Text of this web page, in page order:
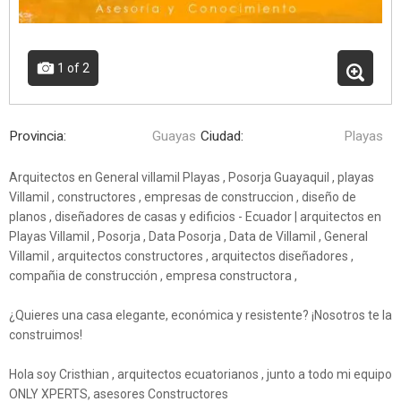
1 of 2
Provincia: Guayas Ciudad: Playas
Arquitectos en General villamil Playas , Posorja Guayaquil , playas
Villamil , constructores , empresas de construccion , diseño de
planos , diseñadores de casas y edificios - Ecuador | arquitectos en
Playas Villamil , Posorja , Data Posorja , Data de Villamil , General
Villamil , arquitectos constructores , arquitectos diseñadores ,
compañia de construcción , empresa constructora ,
¿Quieres una casa elegante, económica y resistente? ¡Nosotros te la
construimos!
Hola soy Cristhian , arquitectos ecuatorianos , junto a todo mi equipo
ONLY XPERTS, asesores Constructores